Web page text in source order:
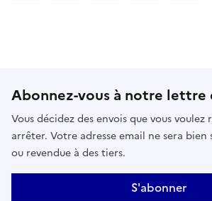
Abonnez-vous à notre lettre
Vous décidez des envois que vous voulez
arrêter. Votre adresse email ne sera bien
ou revendue à des tiers.
S'abonner